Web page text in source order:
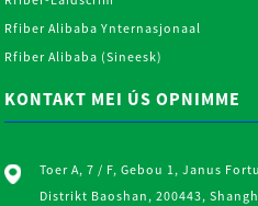
Rfiber Alibaba Ynternasjonaal
Rfiber Alibaba (Sineesk)
KONTAKT MEI ÚS OPNIMME
Toer A, 7 / F, Gebou 1, Janus
Distrikt Baoshan, 200443,